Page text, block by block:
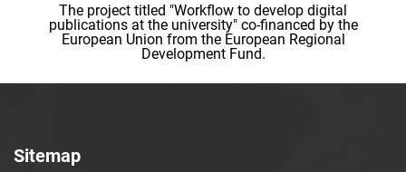
The project titled "Workflow to develop digital
publications at the university" co-financed by the
European Union from the European Regional
Development Fund.
Sitemap